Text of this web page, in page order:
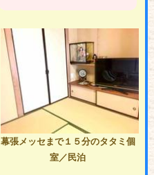
幕張メッセまで１５分のタタミ個
室／民泊